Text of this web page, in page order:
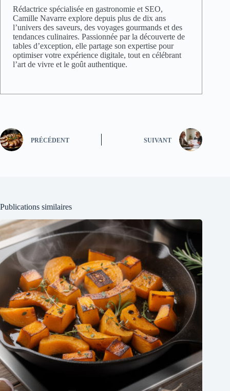
Rédactrice spécialisée en gastronomie et SEO,
Camille Navarre explore depuis plus de dix ans
l’univers des saveurs, des voyages gourmands et des
tendances culinaires. Passionnée par la découverte de
tables d’exception, elle partage son expertise pour
optimiser votre expérience digitale, tout en célébrant
l’art de vivre et le goût authentique.
PRÉCÉDENT SUIVANT
Publications similaires